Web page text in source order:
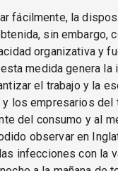
fácilmente, la
sin embargo,
organizativa y
medida genera
el trabajo y la
los empresarios
del consumo y al
observar en
infecciones con la